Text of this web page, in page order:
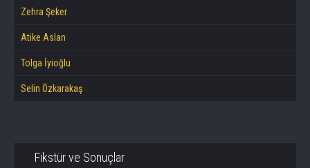
Zehra Şeker
Atike Aslan
Tolga İyioğlu
Selin Özkarakaş
Fikstür ve Sonuçlar